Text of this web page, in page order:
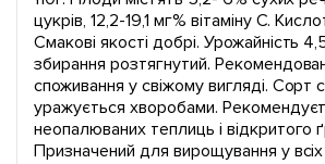
цукрів, 12,2-19,1 мг% вітаміну С.
Смакові якості добрі. Урожайність
збирання розтягнутий.
споживання у свіжому вигляді. Сорт
уражується хворобами.
неопалюваних теплиць і відкритого
Призначений для вирощування у всіх